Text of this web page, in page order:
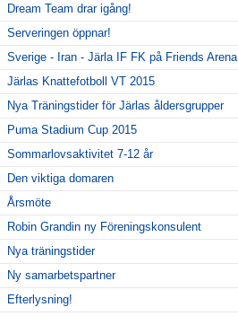
Dream Team drar igång!
Serveringen öppnar!
Sverige - Iran - Järla IF FK på Friends Arena
Järlas Knattefotboll VT 2015
Nya Träningstider för Järlas åldersgrupper
Puma Stadium Cup 2015
Sommarlovsaktivitet 7-12 år
Den viktiga domaren
Årsmöte
Robin Grandin ny Föreningskonsulent
Nya träningstider
Ny samarbetspartner
Efterlysning!